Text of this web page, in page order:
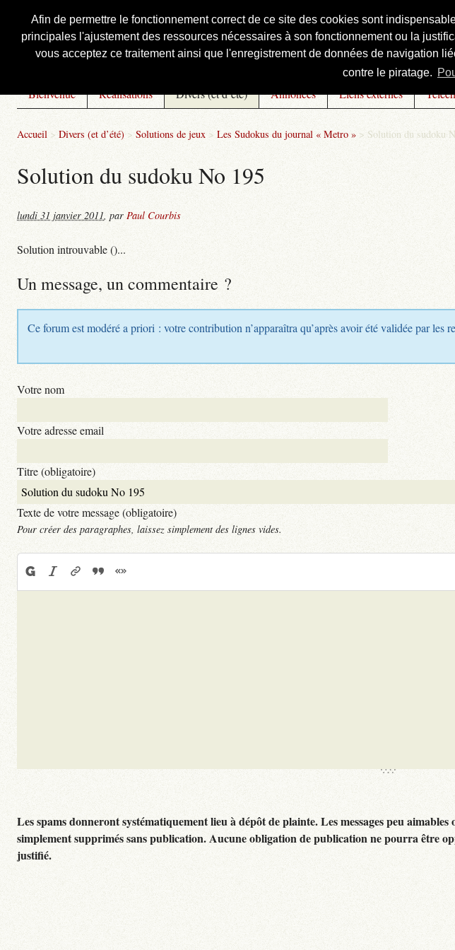
Afin de permettre le fonctionnement correct de ce site des cookies sont
principales l'ajustement des ressources nécessaires à son fonctionnement ou la
vous acceptez ce traitement ainsi que l'enregistrement de données de navigation
contre le piratage.
Courbis, « LE » Blog Officiel
Bienvenue Réalisations Divers (et d’été) Annonces Liens externes
Accueil > Divers (et d’été) > Solutions de jeux > Les Sudokus du journal « Metro » > Solution du sudoku
Solution du sudoku No 195
lundi 31 janvier 2011, par Paul Courbis
Solution introuvable ()...
Un message, un commentaire ?
Ce forum est modéré a priori : votre contribution n’apparaîtra qu’après avoir été validée par les
Votre nom
Votre adresse email
Titre (obligatoire)
Texte de votre message (obligatoire)
Pour créer des paragraphes, laissez simplement des lignes vides.
Les spams donneront systématiquement lieu à dépôt de plainte. Les messages peu
simplement supprimés sans publication. Aucune obligation de publication ne pourra être
justifié.